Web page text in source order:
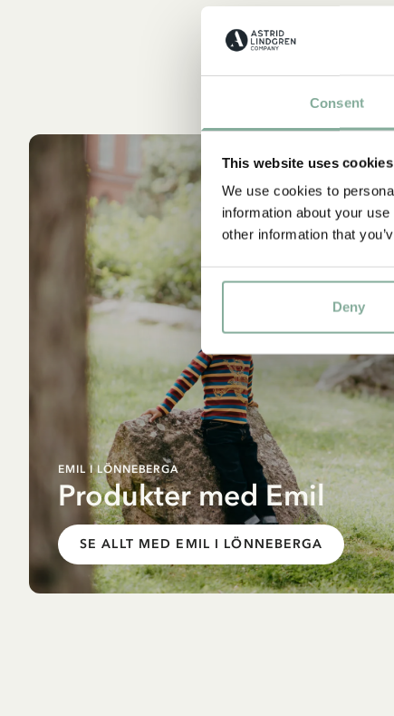
Consent
This website uses cookies
We use cookies to
information about your
other information that
Deny
EMIL I LÖNNEBERGA
Produkter med Emil
SE ALLT MED EMIL I LÖNNEBERGA